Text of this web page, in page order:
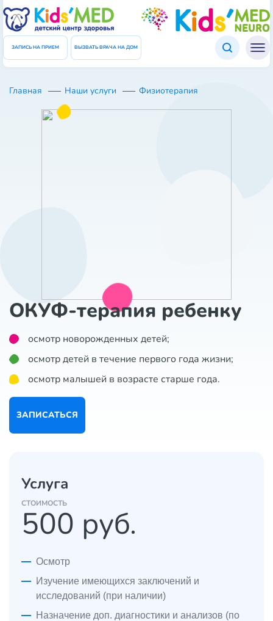
ЗАПИСЬ НА ПРИЕМ ВЫЗВАТЬ ВРАЧА НА ДОМ
Главная Наши услуги Физиотерапия
ОКУФ-терапия ребенку
осмотр новорожденных детей;
осмотр детей в течение первого года жизни;
осмотр малышей в возрасте старше года.
ЗАПИСАТЬСЯ
Услуга
CТОИМОСТЬ
500 руб.
Осмотр
Изучение имеющихся заключений и
исследований (при наличии)
Назначение доп. диагностики и анализов (по
Подтверждение данных
Введите код который был отправлен Вам в СМС
Код
ПОВТОРНО ОТПРАВИТЬ КОД
ЗАКРЫТЬ